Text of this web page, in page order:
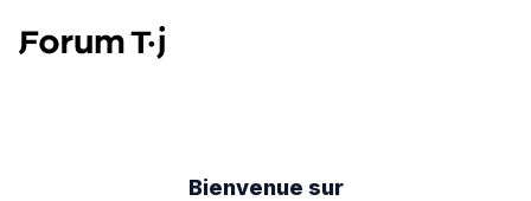
Bienvenue sur